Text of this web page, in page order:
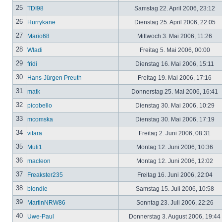
25 TDI98 Samstag 22. April 2006, 23:12
26 Hurrykane Dienstag 25. April 2006, 22:05
27 Mario68 Mittwoch 3. Mai 2006, 11:26
28 Wladi Freitag 5. Mai 2006, 00:00
29 fridi Dienstag 16. Mai 2006, 15:11
30 Hans-Jürgen Preuth Freitag 19. Mai 2006, 17:16
31 matk Donnerstag 25. Mai 2006, 16:41
32 picobello Dienstag 30. Mai 2006, 10:29
33 mcomska Dienstag 30. Mai 2006, 17:19
34 vitara Freitag 2. Juni 2006, 08:31
35 Muli1 Montag 12. Juni 2006, 10:36
36 macleon Montag 12. Juni 2006, 12:02
37 Freakster235 Freitag 16. Juni 2006, 22:04
38 blondie Samstag 15. Juli 2006, 10:58
39 MartinNRW86 Sonntag 23. Juli 2006, 22:26
40 Uwe-Paul Donnerstag 3. August 2006, 19:44